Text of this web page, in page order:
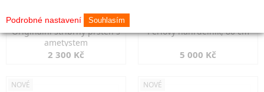
Originální stříbrný prsten s
ametystem
2 300 Kč
Perlový náhrdelník, 80 cm
5 000 Kč
NOVÉ NOVÉ
Podrobné nastavení Souhlasím